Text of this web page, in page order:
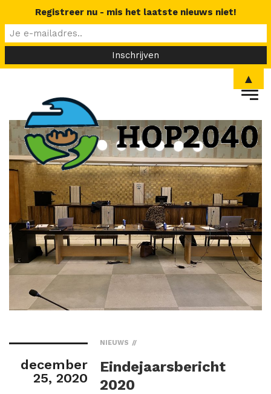
december
25, 2020
NIEUWS
Eindejaarsbericht
2020
Registreer nu - mis het laatste nieuws niet!
▲